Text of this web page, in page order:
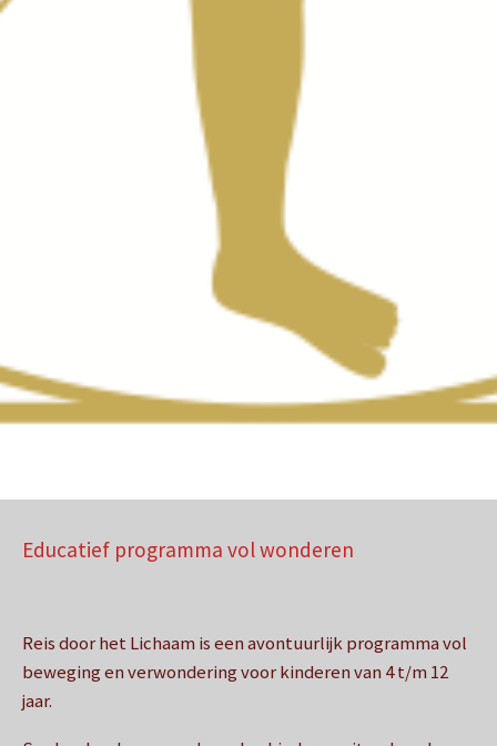
Educatief programma vol wonderen
Reis door het Lichaam is een avontuurlijk programma vol
beweging en verwondering voor kinderen van 4 t/m 12
jaar.